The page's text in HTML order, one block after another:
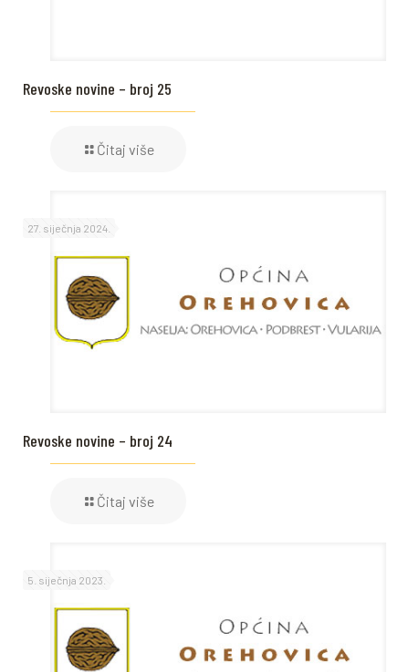
Revoske novine – broj 25
Čitaj više
27. siječnja 2024.
Revoske novine – broj 24
Čitaj više
5. siječnja 2023.